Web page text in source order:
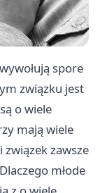
spore
związku jest
o wiele
mają wiele
związek zawsze
młode